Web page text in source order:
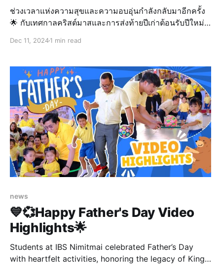
ช่วงเวลาแห่งความสุขและความอบอุ่นกำลังกลับมาอีกครั้ง
🌟 กับเทศกาลคริสต์มาสและการส่งท้ายปีเก่าต้อนรับปีใหม่
ธันวาคม 2567 🗓️ ที่จะรวมบรรยากาศแห่งความสนุกสนาน
ดีๆ ร่วมกัน ❤️ จึ
Dec 11, 20241 min read
news
💙💞Happy Father's Day Video
Highlights🌟
Students at IBS Nimitmai celebrated Father’s Day
with heartfelt activities, honoring the legacy of King